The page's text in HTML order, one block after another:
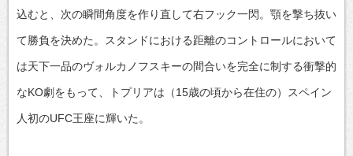
込むと、次の瞬間角度を作り直して右フック一閃。顎を撃ち抜い
て勝負を決めた。スタンドにおける距離のコントロールにおいて
は天下一品のヴォルカノフスキーの間合いを完全に制する衝撃的
なKO劇をもって、トプリアは（15歳の頃から在住の）スペイン
人初のUFC王座に輝いた。